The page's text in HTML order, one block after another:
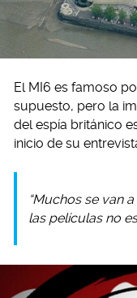
El MI6 es famoso
supuesto, pero la
del espía británico
inicio de su
“Muchos se van
las películas no